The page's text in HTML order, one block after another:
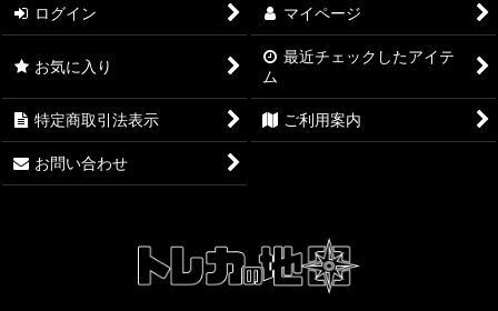
【ワンピースカード】ブースターパック 神の島の冒険【OP-
15】
【ワンピースカード】エクストラブースター EGGHEAD
CRISIS【EB-04】
【ワンピースカード】ブースターパック 蒼海の七傑【OP-14】
【ワンピースカード】ブースターパック 受け継がれる意志
ログイン マイページ
お気に入り
最近チェックしたアイテ
ム
特定商取引法表示 ご利用案内
お問い合わせ